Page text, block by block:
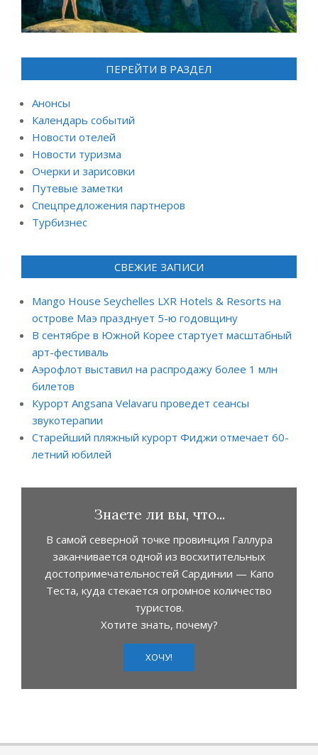
ПЕРЕЙТИ В РАЗДЕЛ
Анонсы
Календарь событий
Новости отелей
Новости туризма
Очерки и зарисовки
Путевые заметки
Спецпредложения партнеров
Турбизнес
СВЕЖИЕ ЗАПИСИ
Mango House Seychelles LXR Hotels & Resorts на
острове Маэ празднует 5-ю годовщину
В сентябре в Южной Корее стартует масштабный
арт-фестиваль
Аэрофлот выставил на распродажу более 1 млн
билетов
Курорт Angsana Velavaru проведет сеансы
звукотерапии
Старейший пляжный курорт Фиджи отмечает 60-
летний юбилей
Знаете ли вы, что...
В самой северной точке провинция Галлура
заканчивается одной из восхитительных
достопримечательностей Сардинии — Капо
Теста, куда стекается огромное количество
туристов.
Хотите знать, почему?
ХОЧУ!